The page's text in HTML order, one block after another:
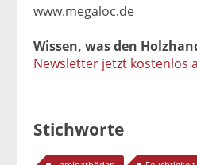
www.megaloc.de
Wissen, was den
Newsletter jetzt kostenlos
Stichworte